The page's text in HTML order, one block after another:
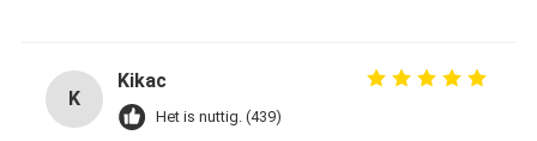
K
Kikac
Het is nuttig. (439)